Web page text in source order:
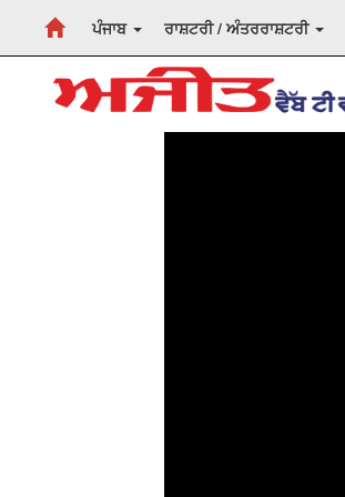
ਪੰਜਾਬ ਰਾਸ਼ਟਰੀ / ਅੰਤਰਰਾਸ਼ਟਰੀ